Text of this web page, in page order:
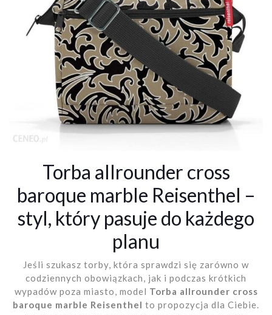
Torba allrounder cross
baroque marble Reisenthel –
styl, który pasuje do każdego
planu
Jeśli szukasz torby, która sprawdzi się zarówno w
codziennych obowiązkach, jak i podczas krótkich
wypadów poza miasto, model Torba allrounder cross
baroque marble Reisenthel to propozycja dla Ciebie.